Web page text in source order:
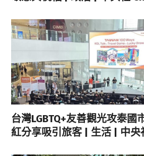
台灣LGBTQ+友善觀光攻泰
紅分享吸引旅客 | 生活 | 中央